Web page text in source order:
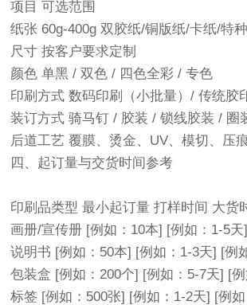
项目 可选范围
纸张 60g-400g 双胶纸/铜版纸/卡纸/特
尺寸 按客户要求定制
颜色 单黑 / 双色 / 四色全彩 / 专色
印刷方式 数码印刷（小批量）/ 传统胶
装订方式 骑马钉 / 胶装 / 锁线胶装 / 圈
后道工艺 覆膜、烫金、UV、模切、压
四、起订量与交货时间参考
印刷品类型 最小起订量 打样时间 大货
画册/宣传册 [例如：10本] [例如：1-5
说明书 [例如：50本] [例如：1-3天] [例
包装盒 [例如：200个] [例如：5-7天] [
标签 [例如：500张] [例如：1-2天] [例